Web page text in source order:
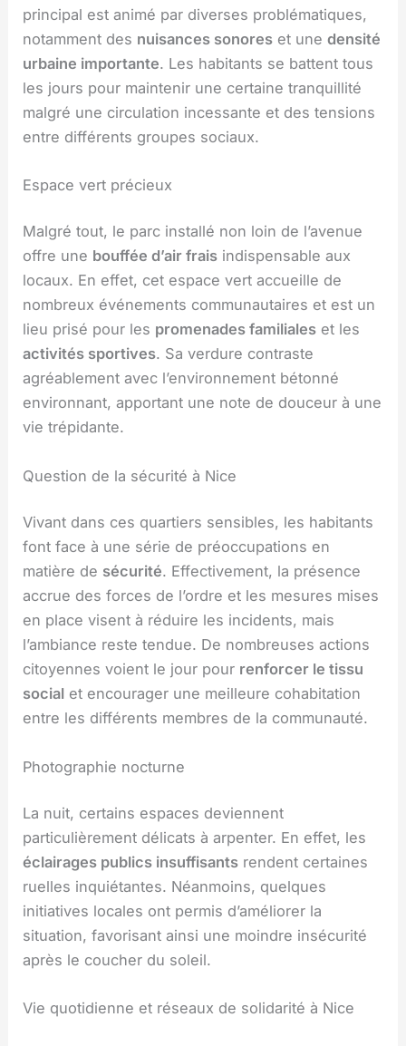
principal est animé par diverses problématiques,
notamment des nuisances sonores et unedensité
urbaine importante. Les habitants se battent tous
les jours pour maintenir une certaine tranquillité
malgré une circulation incessante et des tensions
entre différents groupes sociaux.
Espace vert précieux
Malgré tout, le parc installé non loin de l’avenue
offre une bouffée d’air frais indispensable aux
locaux. En effet, cet espace vert accueille de
nombreux événements communautaires et est un
lieu prisé pour les promenades familiales et les
activités sportives. Sa verdure contraste
agréablement avec l’environnement bétonné
environnant, apportant une note de douceur à une
vie trépidante.
Question de la sécurité à Nice
Vivant dans ces quartiers sensibles, les habitants
font face à une série de préoccupations en
matière de sécurité. Effectivement, la présence
accrue des forces de l’ordre et les mesures mises
en place visent à réduire les incidents, mais
l’ambiance reste tendue. De nombreuses actions
citoyennes voient le jour pour renforcer le tissu
social et encourager une meilleure cohabitation
entre les différents membres de la communauté.
Photographie nocturne
La nuit, certains espaces deviennent
particulièrement délicats à arpenter. En effet, les
éclairages publics insuffisants rendent certaines
ruelles inquiétantes. Néanmoins, quelques
initiatives locales ont permis d’améliorer la
situation, favorisant ainsi une moindre insécurité
après le coucher du soleil.
Vie quotidienne et réseaux de solidarité à Nice